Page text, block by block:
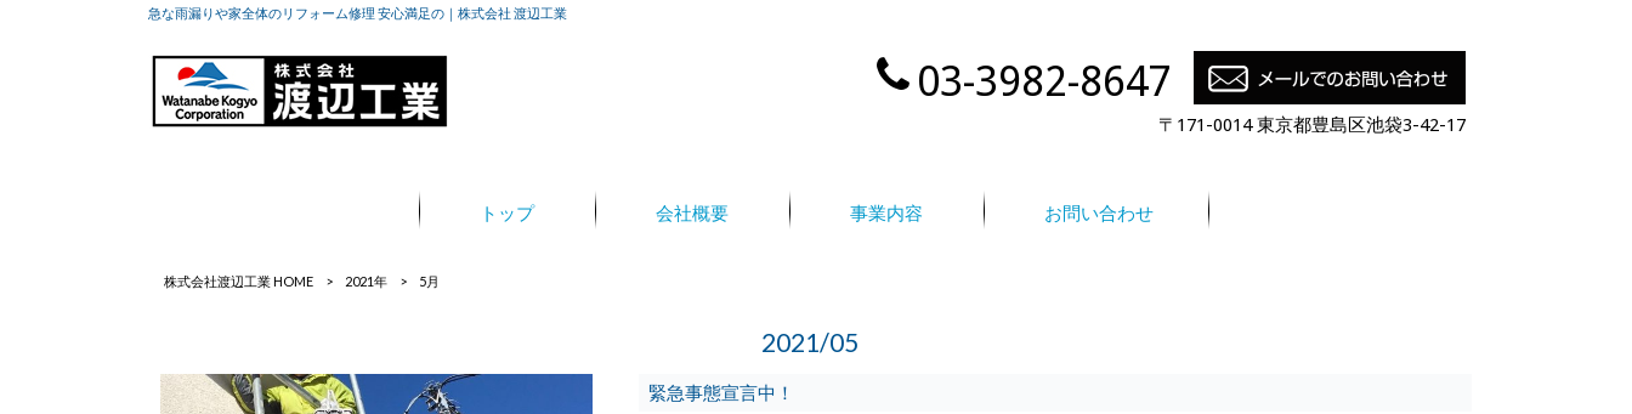
急な雨漏りや家全体のリフォーム修理 安心満足の｜株式会社 渡辺工業
03-3982-8647
〒171-0014 東京都豊島区池袋3-42-17
トップ 会社概要 事業内容 お問い合わせ
株式会社渡辺工業 HOME > 2021年 > 5月
2021/05
緊急事態宣言中！